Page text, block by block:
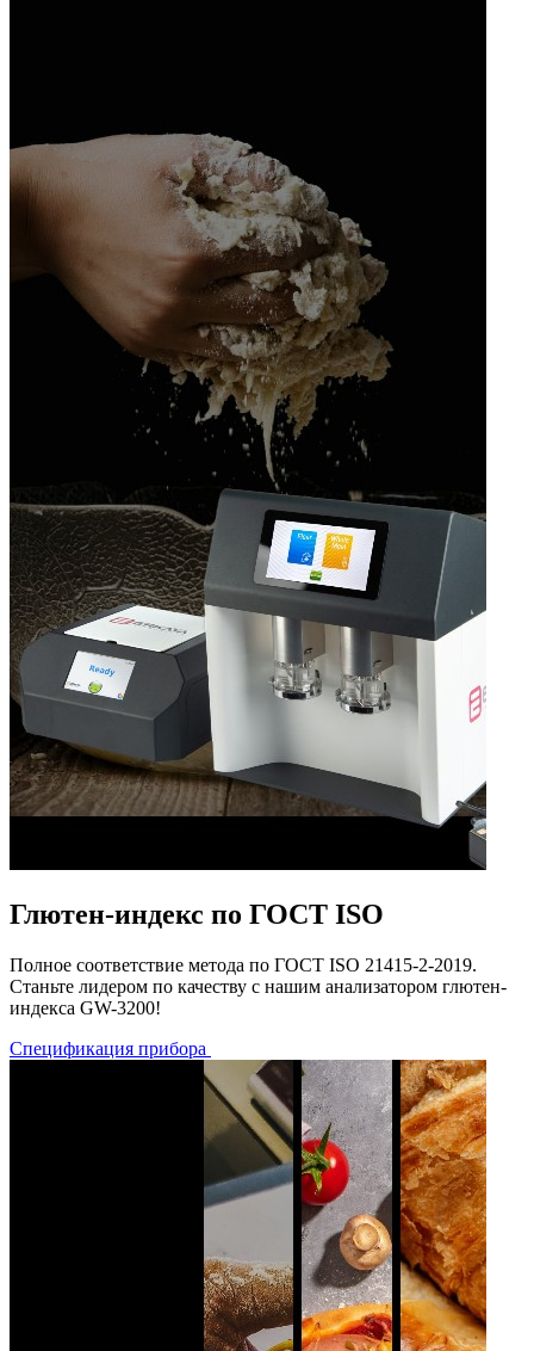
Глютен-индекс по ГОСТ ISO
Полное соответствие метода по ГОСТ ISO 21415-2-2019.
Станьте лидером по качеству с нашим анализатором глютен-
индекса GW-3200!
Спецификация прибора